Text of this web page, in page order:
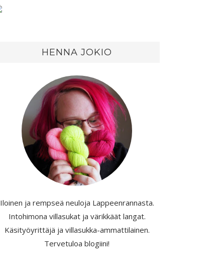
HENNA JOKIO
Iloinen ja rempseä neuloja Lappeenrannasta.
Intohimona villasukat ja värikkäät langat.
Käsityöyrittäjä ja villasukka-ammattilainen.
Tervetuloa blogiini!